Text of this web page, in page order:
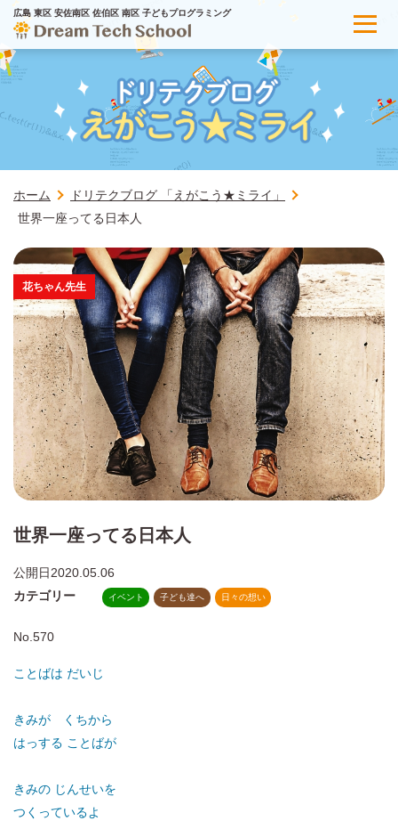
広島 東区 安佐南区 佐伯区 南区 子どもプログラミング
ホーム
ドリテクブログ 「えがこう★ミライ」
世界一座ってる日本人
花ちゃん先生
世界一座ってる日本人
公開日2020.05.06
カテゴリー
イベント 子ども達へ 日々の想い
No.570
ことばは だいじ
きみが くちから
はっする ことばが
きみの じんせいを
つくっているよ